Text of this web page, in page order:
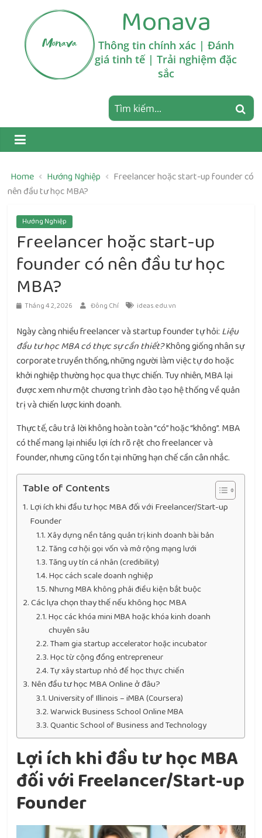
content
Monava
Thông tin chính xác | Đánh
giá tinh tế | Trải nghiệm đặc
sắc
Home Hướng Nghiệp
Freelancer hoặc start-up founder có
nên đầu tư học MBA?
Hướng Nghiệp
Freelancer hoặc start-up
founder có nên đầu tư học
MBA?
Tháng 4 2, 2026 Đông Chí ideas.edu.vn
Ngày càng nhiều freelancer và startup founder tự hỏi: Liệu
đầu tư học MBA có thực sự cần thiết?Không giống nhân sự
corporate truyền thống, những người làm việc tự do hoặc
khởi nghiệp thường học qua thực chiến. Tuy nhiên, MBA lại
được xem như một chương trình đào tạo hệ thống về quản
trị và chiến lược kinh doanh.
Thực tế, câu trả lời không hoàn toàn “có” hoặc “không”. MBA
có thể mang lại nhiều lợi ích rõ rệt cho freelancer và
founder, nhưng cũng tồn tại những hạn chế cần cân nhắc.
Table of Contents
Lợi ích khi đầu tư học MBA đối với Freelancer/Start-up
Founder
Xây dựng nền tảng quản trị kinh doanh bài bản
Tăng cơ hội gọi vốn và mở rộng mạng lưới
Tăng uy tín cá nhân (credibility)
Học cách scale doanh nghiệp
Nhưng MBA không phải điều kiện bắt buộc
Các lựa chọn thay thế nếu không học MBA
Học các khóa mini MBA hoặc khóa kinh doanh
chuyên sâu
Tham gia startup accelerator hoặc incubator
Học từ cộng đồng entrepreneur
Tự xây startup nhỏ để học thực chiến
Nên đầu tư học MBA Online ở đâu?
University of Illinois – iMBA (Coursera)
Warwick Business School Online MBA
Quantic School of Business and Technology
Lợi ích khi đầu tư học MBA
đối với Freelancer/Start-up
Founder